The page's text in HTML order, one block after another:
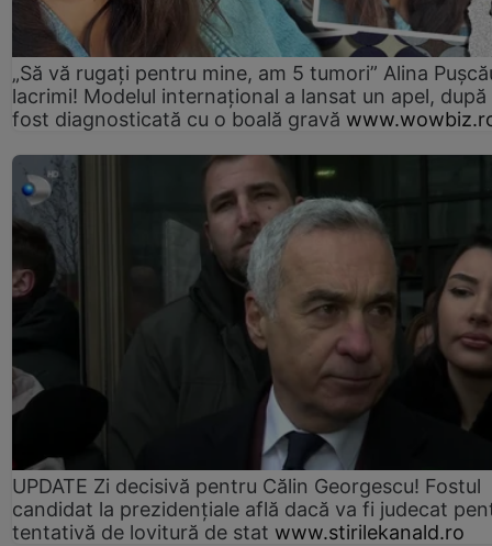
„Să vă rugați pentru mine, am 5 tumori” Alina
lacrimi! Modelul internațional a lansat un apel, după
fost diagnosticată cu o boală gravă
UPDATE Zi decisivă pentru Călin Georgescu! Fostul
candidat la prezidențiale află dacă va fi judecat
tentativă de lovitură de stat www.stirilekanald.ro